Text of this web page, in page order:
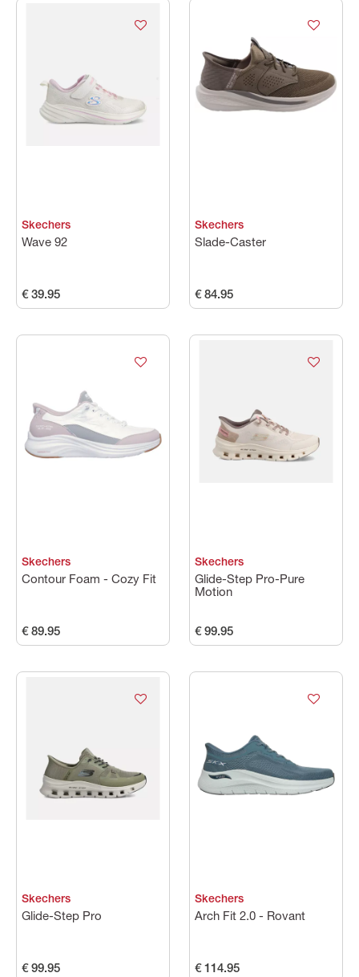
Skechers
Wave 92
€ 39.95
Skechers
Slade-Caster
€ 84.95
Skechers
Contour Foam - Cozy Fit
€ 89.95
Skechers
Glide-Step Pro-Pure
Motion
€ 99.95
Skechers
Glide-Step Pro
€ 99.95
Skechers
Arch Fit 2.0 - Rovant
€ 114.95